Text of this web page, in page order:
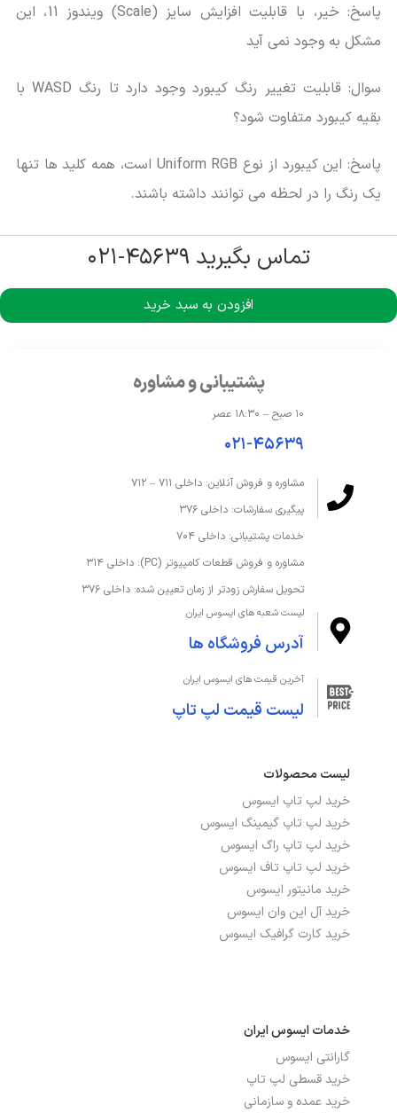
پاسخ: خیر، با قابلیت افزایش سایز (Scale) ویندوز 11، این
مشکل به وجود نمی آید
سوال: قابلیت تغییر رنگ کیبورد وجود دارد تا رنگ WASD با
بقیه کیبورد متفاوت شود؟
پاسخ: این کیبورد از نوع Uniform RGB است، همه کلید ها تنها
یک رنگ را در لحظه می توانند داشته باشند.
تماس بگیرید ۴۵۶۳۹-۰۲۱
افزودن به سبد خرید
پشتیبانی و مشاوره
۱۰ صبح – ۱۸:۳۰ عصر
۰۲۱-۴۵۶۳۹
مشاوره و فروش آنلاین: داخلی ۷۱۱ – ۷۱۲
پیگیری سفارشات: داخلی ۳۷۶
خدمات پشتیبانی: داخلی ۷۰۴
مشاوره و فروش قطعات کامپیوتر (PC): داخلی ۳۱۴
تحویل سفارش زودتر از زمان تعیین شده: داخلی ۳۷۶
لیست شعبه های ایسوس ایران
آدرس فروشگاه ها
آخرین قیمت های ایسوس ایران
لیست قیمت لپ تاپ
لیست محصولات
خرید لپ تاپ ایسوس
خرید لپ تاپ گیمینگ ایسوس
خرید لپ تاپ راگ ایسوس
خرید لپ تاپ تاف ایسوس
خرید مانیتور ایسوس
خرید آل این وان ایسوس
خرید کارت گرافیک ایسوس
خدمات ایسوس ایران
گارانتی ایسوس
خرید قسطی لپ تاپ
خرید عمده و سازمانی